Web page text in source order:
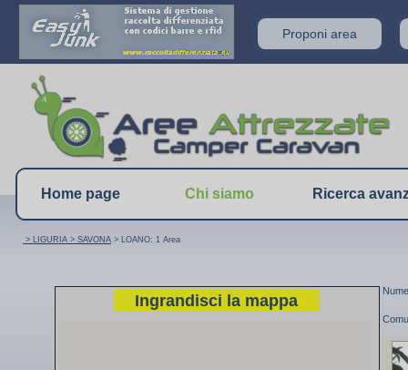
Proponi area
Home page Chi siamo Ricerca
Ingrandisci la mappa
> LIGURIA > SAVONA > LOANO: 1 Area